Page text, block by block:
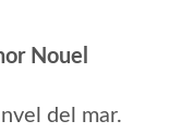
Nouel
del mar.